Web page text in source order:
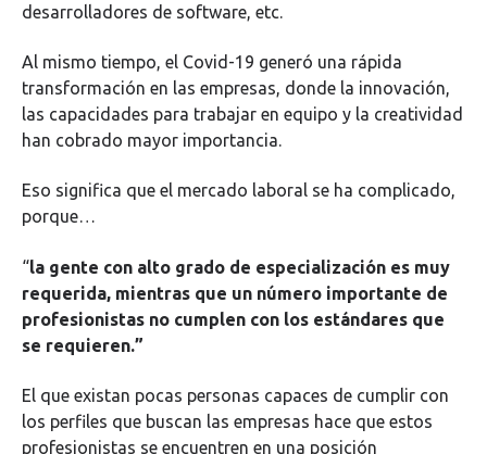
desarrolladores de software, etc.
Al mismo tiempo, el Covid-19 generó una rápida
transformación en las empresas, donde la innovación,
las capacidades para trabajar en equipo y la creatividad
han cobrado mayor importancia.
Eso significa que el mercado laboral se ha complicado,
porque…
“la gente con alto grado de especialización es muy
requerida, mientras que un número importante de
profesionistas no cumplen con los estándares que
se requieren.”
El que existan pocas personas capaces de cumplir con
los perfiles que buscan las empresas hace que estos
profesionistas se encuentren en una posición